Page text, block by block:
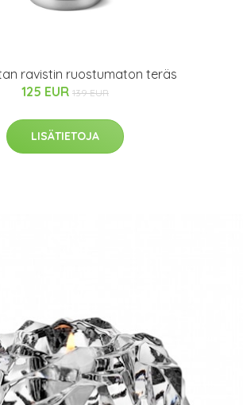
ravistin ruostumaton teräs
125 EUR 139 EUR
LISÄTIETOJA